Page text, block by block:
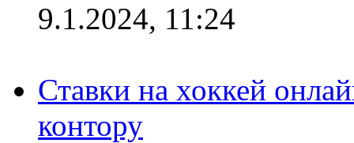
9.1.2024, 11:24
Ставки на хоккей
контору